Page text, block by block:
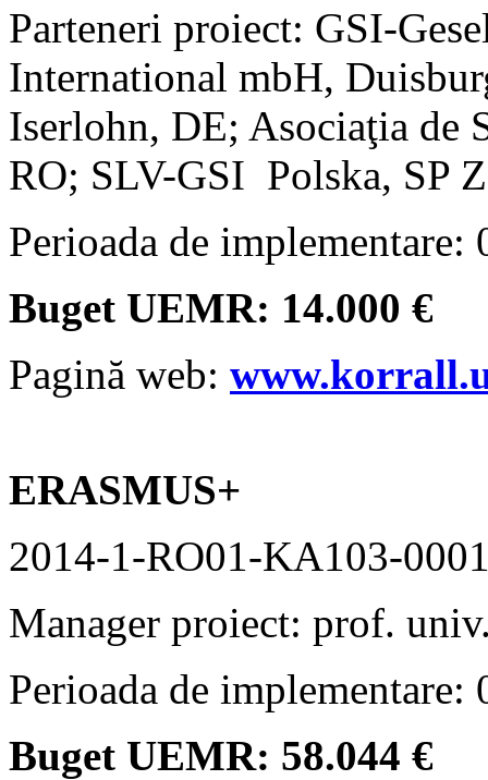
Parteneri proiect: GSI-
International mbH,
Iserlohn, DE; Asociaţia de
RO; SLV-GSI Polska, SP
Perioada de
Buget UEMR: 14.000 €
Pagină web:
ERASMUS+
2014-1-RO01-KA103-
Manager proiect: prof.
Perioada de
Buget UEMR: 58.044 €